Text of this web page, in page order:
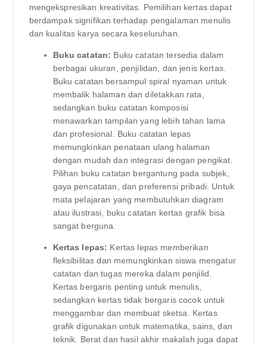
mengekspresikan kreativitas. Pemilihan kertas dapat
berdampak signifikan terhadap pengalaman menulis
dan kualitas karya secara keseluruhan.
Buku catatan: Buku catatan tersedia dalam
berbagai ukuran, penjilidan, dan jenis kertas.
Buku catatan bersampul spiral nyaman untuk
membalik halaman dan diletakkan rata,
sedangkan buku catatan komposisi
menawarkan tampilan yang lebih tahan lama
dan profesional. Buku catatan lepas
memungkinkan penataan ulang halaman
dengan mudah dan integrasi dengan pengikat.
Pilihan buku catatan bergantung pada subjek,
gaya pencatatan, dan preferensi pribadi. Untuk
mata pelajaran yang membutuhkan diagram
atau ilustrasi, buku catatan kertas grafik bisa
sangat berguna.
Kertas lepas: Kertas lepas memberikan
fleksibilitas dan memungkinkan siswa mengatur
catatan dan tugas mereka dalam penjilid.
Kertas bergaris penting untuk menulis,
sedangkan kertas tidak bergaris cocok untuk
menggambar dan membuat sketsa. Kertas
grafik digunakan untuk matematika, sains, dan
teknik. Berat dan hasil akhir makalah juga dapat